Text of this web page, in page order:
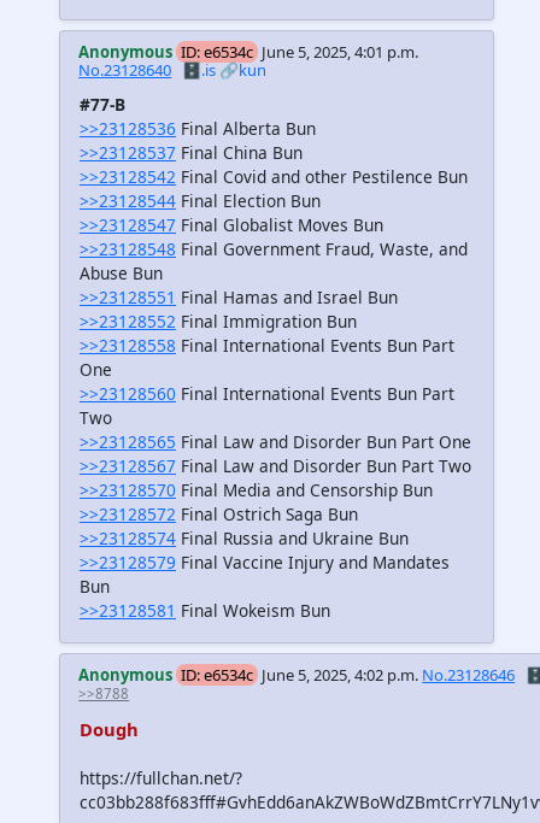
Anonymous ID: e6534c June 5, 2025, 4:01 p.m.
No.23128640 🗄️.is🔗kun
#77-B
>>23128536 Final Alberta Bun
>>23128537 Final China Bun
>>23128542 Final Covid and other Pestilence Bun
>>23128544 Final Election Bun
>>23128547 Final Globalist Moves Bun
>>23128548 Final Government Fraud, Waste, and
Abuse Bun
>>23128551 Final Hamas and Israel Bun
>>23128552 Final Immigration Bun
>>23128558 Final International Events Bun Part
One
>>23128560 Final International Events Bun Part
Two
>>23128565 Final Law and Disorder Bun Part One
>>23128567 Final Law and Disorder Bun Part Two
>>23128570 Final Media and Censorship Bun
>>23128572 Final Ostrich Saga Bun
>>23128574 Final Russia and Ukraine Bun
>>23128579 Final Vaccine Injury and Mandates
Bun
>>23128581 Final Wokeism Bun
Anonymous ID: e6534c June 5, 2025, 4:02 p.m. No.23128646
>>8788
Dough
https://fullchan.net/?